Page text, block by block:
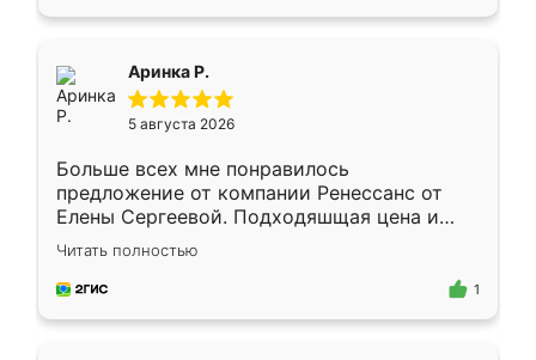
Аринка Р.
5 августа 2026
Больше всех мне понравилось
предложение от компании Ренессанс от
Елены Сергеевой. Подходяшщая цена и
короткие сроки изготовления. Приехавший
для замера сотрудник Владислав
предложил по моему эскизу самый
Читать полностью
1